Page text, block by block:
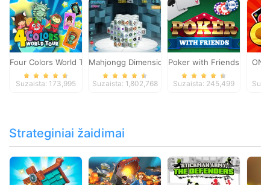
Four Colors World Tour
Suzaista: 173,995
Mahjongg Dimensions
Suzaista: 1,802,768
Poker with Friends
Suzaista: 245,499
Strateginiai žaidimai